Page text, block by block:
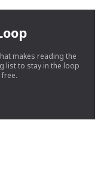
makes reading the
list to stay in the loop